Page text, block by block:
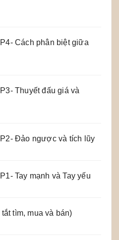
Cách phân biệt giữa
Thuyết đấu giá và
Đảo ngược và tích lũy
Tay mạnh và Tay yếu
tìm, mua và bán)